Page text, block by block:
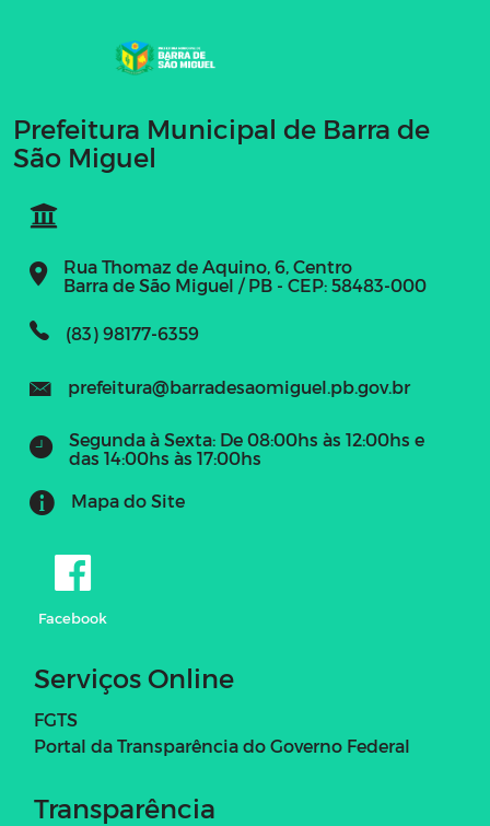
Prefeitura Municipal de Barra de
São Miguel
Rua Thomaz de Aquino, 6, Centro
Barra de São Miguel / PB - CEP: 58483-000
(83) 98177-6359
prefeitura@barradesaomiguel.pb.gov.br
Segunda à Sexta: De 08:00hs às 12:00hs e
das 14:00hs às 17:00hs
Mapa do Site
Facebook
Serviços Online
FGTS
Portal da Transparência do Governo Federal
Transparência